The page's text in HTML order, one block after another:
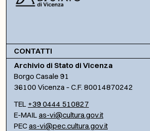
CONTATTI
Archivio di Stato di Vicenza
Borgo Casale 91
36100 Vicenza – C.F. 80014870242
TEL +39 0444 510827
E-MAILas-vi@cultura.gov.it
PECas-vi@pec.cultura.gov.it